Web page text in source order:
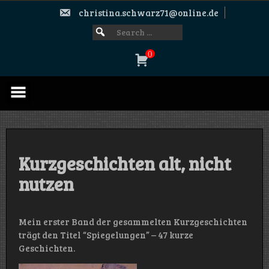
Skip
christina.schwarz71@online.de
SEARCH
FOR:
Search
for:
0
Kurzgeschichten alt, nicht
nutzen
Mein erster Band der gesammelten Kurzgeschichten
trägt den Titel “Spiegelungen” – 47 kurze
Geschichten.